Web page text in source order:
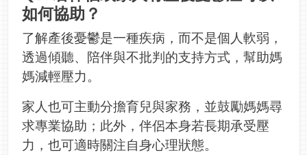
如何協助？
了解產後憂鬱是一種疾病，而不是個人軟弱，
透過傾聽、陪伴與不批判的支持方式，幫助媽
媽減輕壓力。
家人也可主動分擔育兒與家務，並鼓勵媽媽尋
求專業協助；此外，伴侶本身若長期承受壓
力，也可適時關注自身心理狀態。